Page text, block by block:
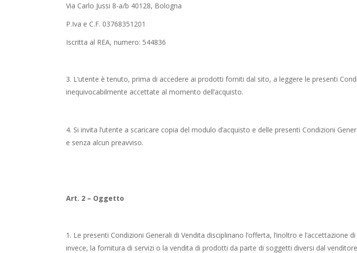
Via Carlo Jussi 8-a/b 40128, Bologna
P.Iva e C.F. 03768351201
Iscritta al REA, numero: 544836
L’utente è tenuto, prima di accedere ai prodotti forniti dal sito, a leggere le presenti
inequivocabilmente accettate al momento dell’acquisto.
Si invita l’utente a scaricare copia del modulo d’acquisto e delle presenti Condizioni
e senza alcun preavviso.
Art. 2 – Oggetto
Le presenti Condizioni Generali di Vendita disciplinano l’offerta, l’inoltro e l’accettazione
invece, la fornitura di servizi o la vendita di prodotti da parte di soggetti diversi dal